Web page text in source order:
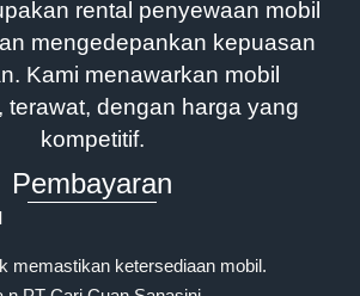
rental penyewaan mobil
mengedepankan kepuasan
Kami menawarkan mobil
terawat, dengan harga yang
kompetitif.
Pembayaran
memastikan ketersediaan mobil.